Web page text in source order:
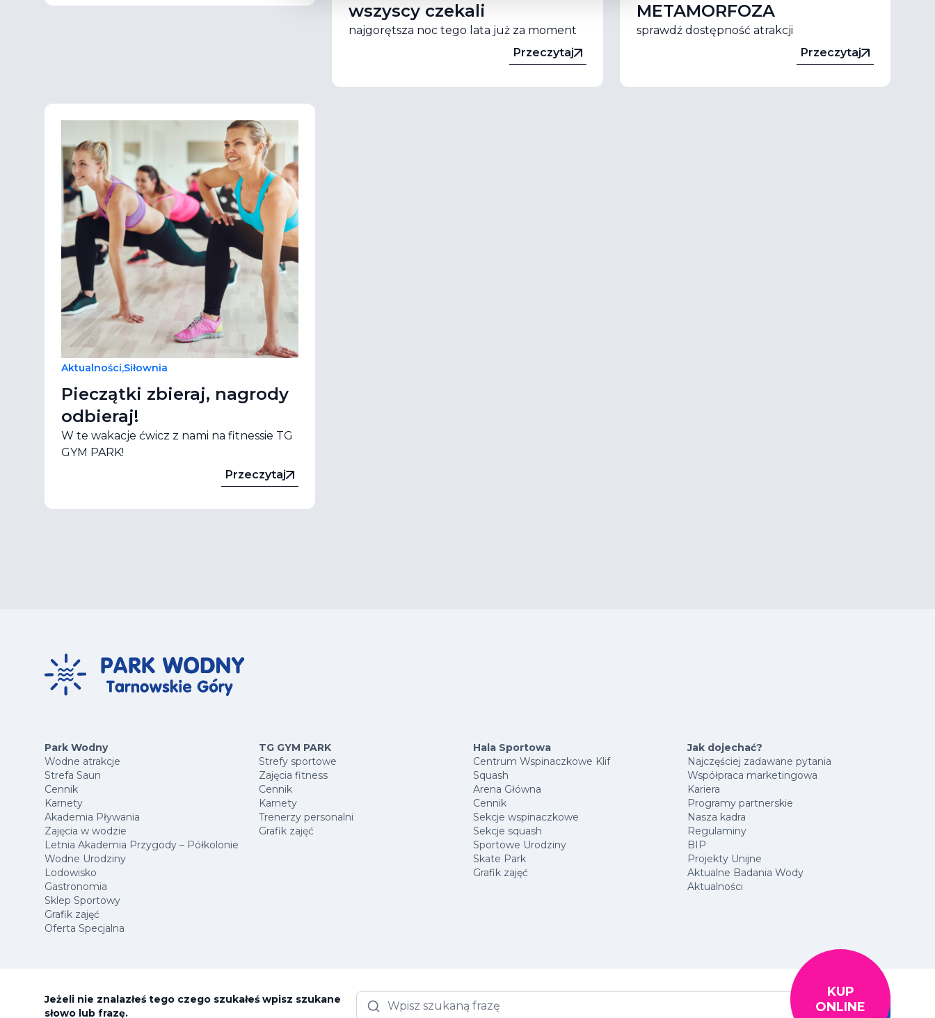
wszyscy czekali
najgorętsza noc tego lata już za moment
Przeczytaj
METAMORFOZA
sprawdź dostępność atrakcji
Przeczytaj
Aktualności,Siłownia
Pieczątki zbieraj, nagrody
odbieraj!
W te wakacje ćwicz z nami na fitnessie TG
GYM PARK!
Przeczytaj
Park Wodny
Wodne atrakcje
Strefa Saun
Cennik
Karnety
Akademia Pływania
Zajęcia w wodzie
Letnia Akademia Przygody – Półkolonie
Wodne Urodziny
Lodowisko
Gastronomia
Sklep Sportowy
Grafik zajęć
Oferta Specjalna
TG GYM PARK
Strefy sportowe
Zajęcia fitness
Cennik
Karnety
Trenerzy personalni
Grafik zajęć
Hala Sportowa
Centrum Wspinaczkowe Klif
Squash
Arena Główna
Cennik
Sekcje wspinaczkowe
Sekcje squash
Sportowe Urodziny
Skate Park
Grafik zajęć
Jak dojechać?
Najczęściej zadawane pytania
Współpraca marketingowa
Kariera
Programy partnerskie
Nasza kadra
Regulaminy
BIP
Projekty Unijne
Aktualne Badania Wody
Aktualności
Jeżeli nie znalazłeś tego czego szukałeś wpisz szukane
słowo lub frazę.
Szukaj
KUP
ONLINE